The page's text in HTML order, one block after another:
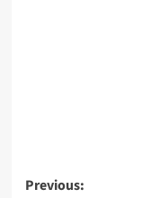
Post
Previous: